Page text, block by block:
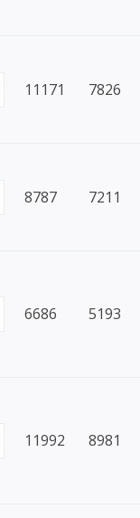
11171 7826
8787 7211
6686 5193
11992 8981